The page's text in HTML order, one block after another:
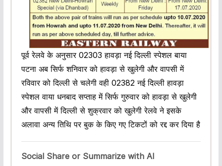
पूर्व रेलवे के अनुसार 02303 हावड़ा नई दिल्ली स्पेशल बाया
पटना अब सिर्फ शनिवार को हावड़ा से खुलेगी और वापसी में
रविवार को दिल्ली से चलेगी वही 02382 नई दिल्ली हावड़ा
स्पेशल वाया धनबाद सप्ताह में सिर्फ गुरुवार को हावड़ा से खुलेगी
और वापसी में दिल्ली से शुक्रवार को खुलेगी रेलवे ने इसके
अलावा अन्य तिथि पर बुक के किए गए टिकटों को रद्द कर दिया है
Social Share or Summarize with AI